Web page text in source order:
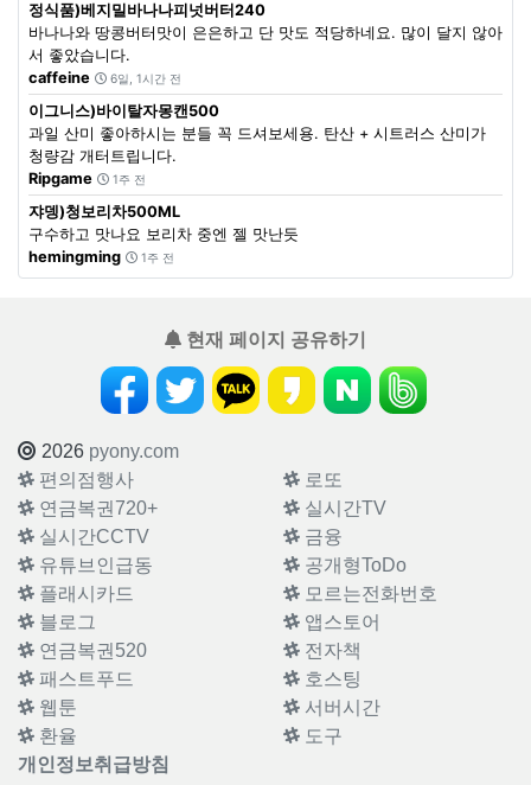
정식품)베지밀바나나피넛버터240
바나나와 땅콩버터맛이 은은하고 단 맛도 적당하네요. 많이 달지 않아
서 좋았습니다.
caffeine
6일, 1시간 전
이그니스)바이탈자몽캔500
과일 산미 좋아하시는 분들 꼭 드셔보세용. 탄산 + 시트러스 산미가
청량감 개터트립니다.
Ripgame
1주 전
쟈뎅)청보리차500ML
구수하고 맛나요 보리차 중엔 젤 맛난듯
hemingming
1주 전
현재 페이지 공유하기
2026 pyony.com
편의점행사
로또
연금복권720+
실시간TV
실시간CCTV
금융
유튜브인급동
공개형ToDo
플래시카드
모르는전화번호
블로그
앱스토어
연금복권520
전자책
패스트푸드
호스팅
웹툰
서버시간
환율
도구
개인정보취급방침